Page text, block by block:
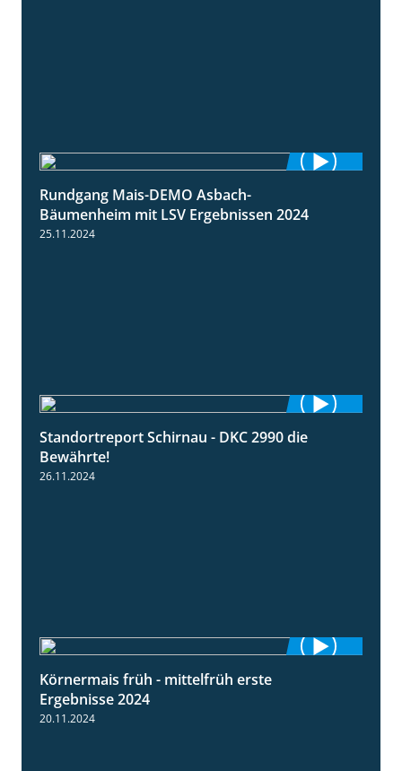
Rundgang Mais-DEMO Asbach-
Bäumenheim mit LSV Ergebnissen 2024
25.11.2024
2:14
Standortreport Schirnau - DKC 2990 die
Bewährte!
26.11.2024
Körnermais früh - mittelfrüh erste
Ergebnisse 2024
20.11.2024